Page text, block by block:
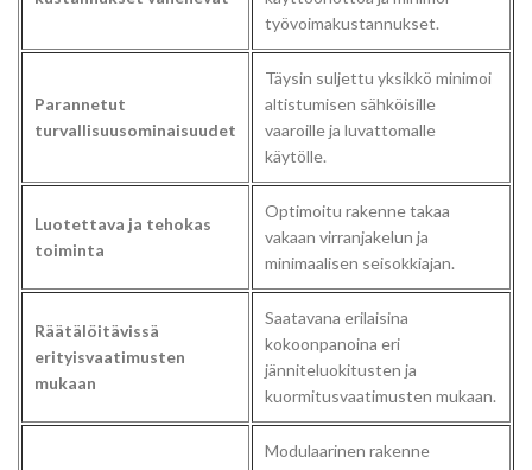
työvoimakustannukset.
Parannetut
turvallisuusominaisuudet
Täysin suljettu yksikkö minimoi
altistumisen sähköisille
vaaroille ja luvattomalle
käytölle.
Luotettava ja tehokas
toiminta
Optimoitu rakenne takaa
vakaan virranjakelun ja
minimaalisen seisokkiajan.
Räätälöitävissä
erityisvaatimusten
mukaan
Saatavana erilaisina
kokoonpanoina eri
jänniteluokitusten ja
kuormitusvaatimusten mukaan.
Modulaarinen rakenne